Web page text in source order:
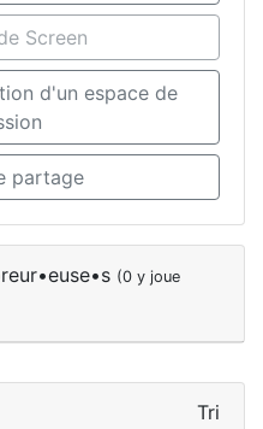
Screen
d'un espace de
partage
(0 y joue
Tri